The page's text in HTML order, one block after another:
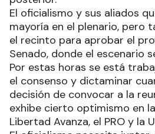
El oficialismo y sus aliados
mayoría en el plenario, pero
el recinto para aprobar el
Senado, donde el escenario
Por estas horas se está
el consenso y dictaminar
decisión de convocar a la
exhibe cierto optimismo en
Libertad Avanza, el PRO y la